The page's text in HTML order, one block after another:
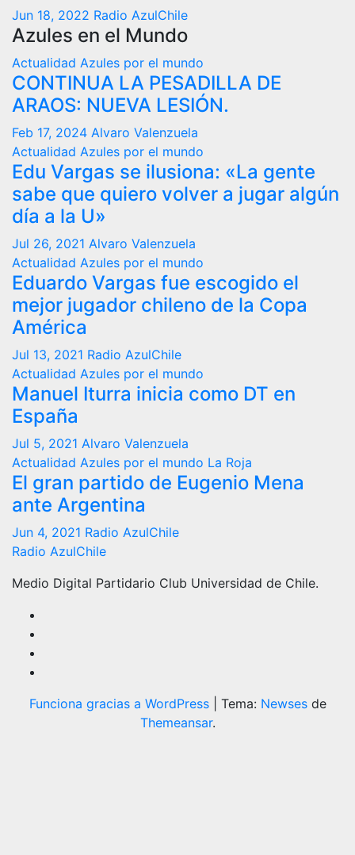
Jun 18, 2022 Radio AzulChile
Azules en el Mundo
Actualidad Azules por el mundo
CONTINUA LA PESADILLA DE
ARAOS: NUEVA LESIÓN.
Feb 17, 2024 Alvaro Valenzuela
Actualidad Azules por el mundo
Edu Vargas se ilusiona: «La gente
sabe que quiero volver a jugar algún
día a la U»
Jul 26, 2021 Alvaro Valenzuela
Actualidad Azules por el mundo
Eduardo Vargas fue escogido el
mejor jugador chileno de la Copa
América
Jul 13, 2021 Radio AzulChile
Actualidad Azules por el mundo
Manuel Iturra inicia como DT en
España
Jul 5, 2021 Alvaro Valenzuela
Actualidad Azules por el mundo La Roja
El gran partido de Eugenio Mena
ante Argentina
Jun 4, 2021 Radio AzulChile
Radio AzulChile
Medio Digital Partidario Club Universidad de Chile.
Funciona gracias a WordPress Tema: Newsesde
Themeansar.